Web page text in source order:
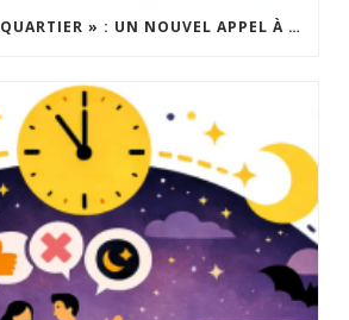
« INSPIRONS LE QUARTIER » : UN NOUVEL APPEL À PROJETS EST LANCÉ !